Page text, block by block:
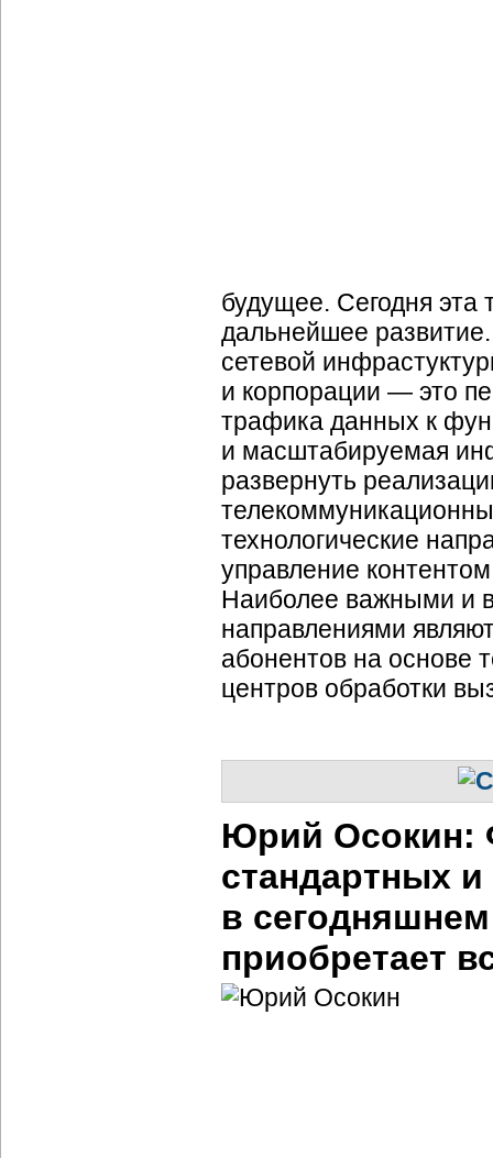
будущее. Сегодня эта
дальнейшее
сетевой
и корпорации — это
трафика данных к
и масштабируемая
развернуть
технологические
управление
Наиболее важными и
направлениями
абонентов на основе
центров обработки
Юрий Осокин:
стандартных
в
приобретает